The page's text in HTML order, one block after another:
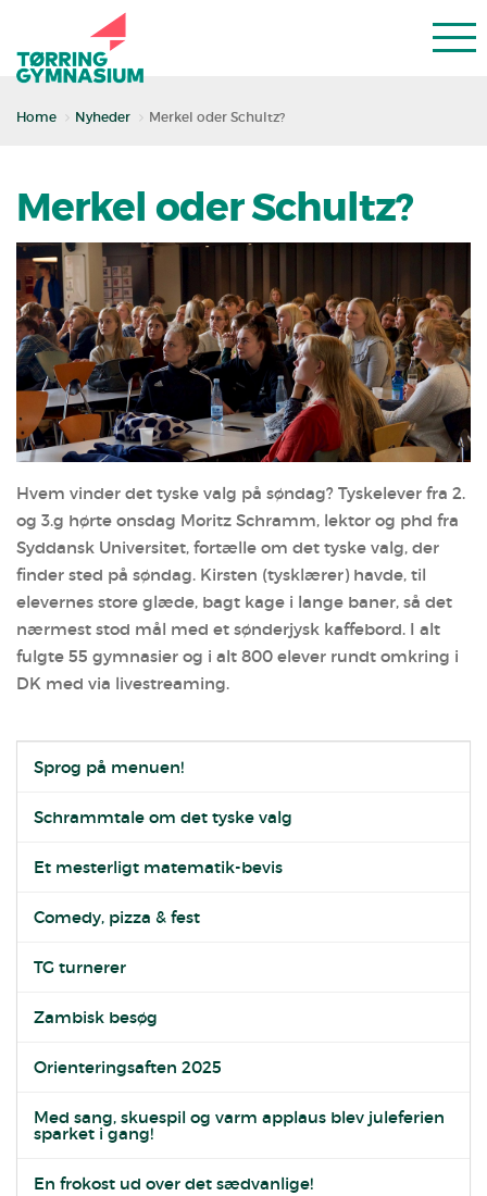
Home Nyheder Merkel oder Schultz?
Merkel oder Schultz?
Hvem vinder det tyske valg på søndag? Tyskelever fra 2.
og 3.g hørte onsdag Moritz Schramm, lektor og phd fra
Syddansk Universitet, fortælle om det tyske valg, der
finder sted på søndag. Kirsten (tysklærer) havde, til
elevernes store glæde, bagt kage i lange baner, så det
nærmest stod mål med et sønderjysk kaffebord. I alt
fulgte 55 gymnasier og i alt 800 elever rundt omkring i
DK med via livestreaming.
Sprog på menuen!
Schrammtale om det tyske valg
Et mesterligt matematik-bevis
Comedy, pizza & fest
TG turnerer
Zambisk besøg
Orienteringsaften 2025
Med sang, skuespil og varm applaus blev juleferien
sparket i gang!
En frokost ud over det sædvanlige!